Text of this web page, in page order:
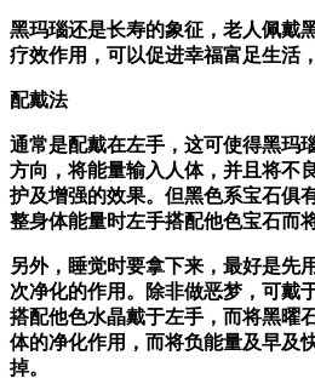
黑玛瑙还是长寿的象征，老人佩戴
疗效作用，可以促进幸福富足生活
配戴法
通常是配戴在左手，这可使得黑玛
方向，将能量输入人体，并且将不
护及增强的效果。但黑色系宝石俱
整身体能量时左手搭配他色宝石而
另外，睡觉时要拿下来，最好是先
次净化的作用。除非做恶梦，可戴
搭配他色水晶戴于左手，而将黑曜
体的净化作用，而将负能量及早及
掉。